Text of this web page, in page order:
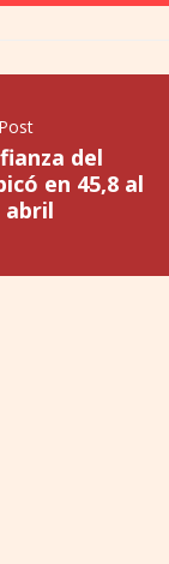
del
en 45,8 al
abril